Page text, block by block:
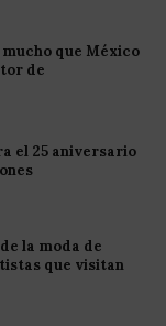
que México
de
el 25 aniversario
la moda de
que visitan